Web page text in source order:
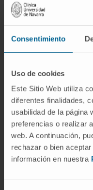
Consentimiento
Uso de cookies
Este Sitio Web utiliza
diferentes finalidades,
usabilidad de la página
preferencias o realizar
web. A continuación,
rechazar o bien
información en nuestra
estrecha, y
evolucionan hacia
Preguntas
"refractaria" y
"Refractaria"
"rebelde", y señala
a los suplementos
vitaminas o ácido
griego βλαστός (
y designa las